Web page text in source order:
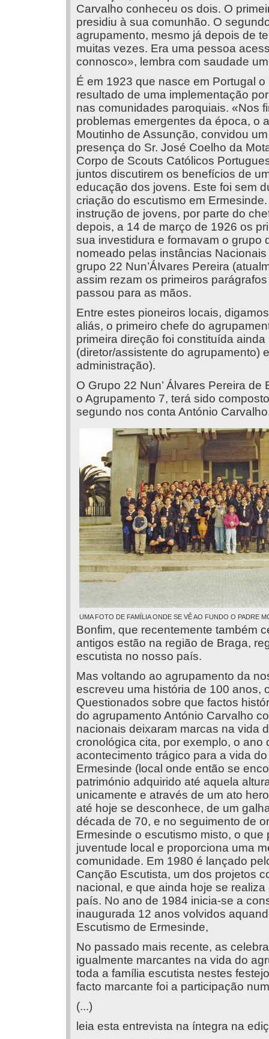
Carvalho conheceu os dois. O
presidiu à sua comunhão. O
agrupamento, mesmo já depois de
muitas vezes. Era uma pessoa
connosco», lembra com saudade
É em 1923 que nasce em Portugal
resultado de uma implementação
nas comunidades paroquiais. «Nos
problemas emergentes da época, o
Moutinho de Assunção, convidou
presença do Sr. José Coelho da
Corpo de Scouts Católicos
juntos discutirem os benefícios de
educação dos jovens. Este foi sem
criação do escutismo em
instrução de jovens, por parte do
depois, a 14 de março de 1926 os
sua investidura e formavam o grupo
nomeado pelas instâncias
grupo 22 Nun’ÁIvares Pereira
assim rezam os primeiros
passou para as mãos.
Entre estes pioneiros locais,
aliás, o primeiro chefe do
primeira direção foi constituída
(diretor/assistente do agrupamento)
administração).
O Grupo 22 Nun’ Álvares Pereira
o Agrupamento 7, terá sido
segundo nos conta António
UMA FOTO DE FAMÍLIA ONDE SE VÊ AO FUNDO O PADRE
Bonfim, que recentemente também
antigos estão na região de Braga,
escutista no nosso país.
Mas voltando ao agrupamento da
escreveu uma história de 100 anos,
Questionados sobre que factos
do agrupamento António Carvalho
nacionais deixaram marcas na vida
cronológica cita, por exemplo, o
acontecimento trágico para a vida
Ermesinde (local onde então se
património adquirido até aquela
unicamente e através de um ato
até hoje se desconhece, de um
década de 70, e no seguimento de
Ermesinde o escutismo misto, o
juventude local e proporciona uma
comunidade. Em 1980 é lançado
Canção Escutista, um dos projetos
nacional, e que ainda hoje se
país. No ano de 1984 inicia-se a
inaugurada 12 anos volvidos
Escutismo de Ermesinde,
No passado mais recente, as
igualmente marcantes na vida do
toda a família escutista nestes
facto marcante foi a participação
(...)
leia esta entrevista na íntegra na